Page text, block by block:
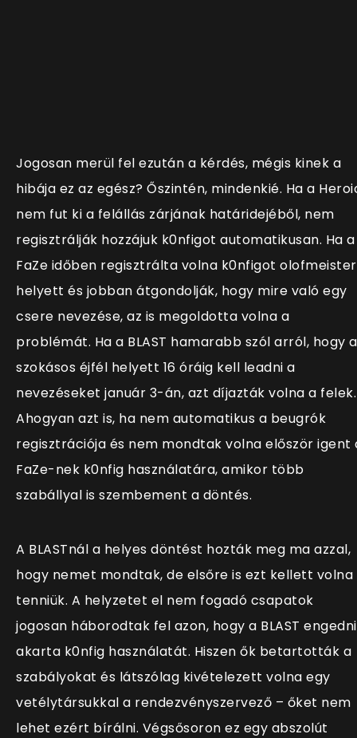
Jogosan merül fel ezután a kérdés, mégis kinek a
hibája ez az egész? Őszintén, mindenkié. Ha a
nem fut ki a felállás zárjának határidejéből, nem
regisztrálják hozzájuk k0nfigot automatikusan. Ha a
FaZe időben regisztrálta volna k0nfigot olofmeister
helyett és jobban átgondolják, hogy mire való egy
csere nevezése, az is megoldotta volna a
problémát. Ha a BLAST hamarabb szól arról, hogy a
szokásos éjfél helyett 16 óráig kell leadni a
nevezéseket január 3-án, azt díjazták volna a felek.
Ahogyan azt is, ha nem automatikus a beugrók
regisztrációja és nem mondtak volna először igent
FaZe-nek k0nfig használatára, amikor több
szabállyal is szembement a döntés.
A BLASTnál a helyes döntést hozták meg ma azzal,
hogy nemet mondtak, de elsőre is ezt kellett volna
tenniük. A helyzetet el nem fogadó csapatok
jogosan háborodtak fel azon, hogy a BLAST engedni
akarta k0nfig használatát. Hiszen ők betartották a
szabályokat és látszólag kivételezett volna egy
vetélytársukkal a rendezvényszervező – őket nem
lehet ezért bírálni. Végsősoron ez egy abszolút